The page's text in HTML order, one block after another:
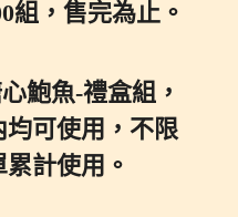
組，售完為止。
鮑魚-禮盒組，
可使用，不限
計使用。